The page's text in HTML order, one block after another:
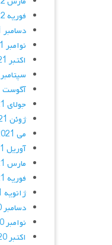
فوریه 2022
دسامبر 2021
نوامبر 2021
اکتبر 2021
سپتامبر 2021
آگوست 2021
جولای 2021
ژوئن 2021
می 2021
آوریل 2021
مارس 2021
فوریه 2021
ژانویه 2021
دسامبر 2020
نوامبر 2020
اکتبر 2020